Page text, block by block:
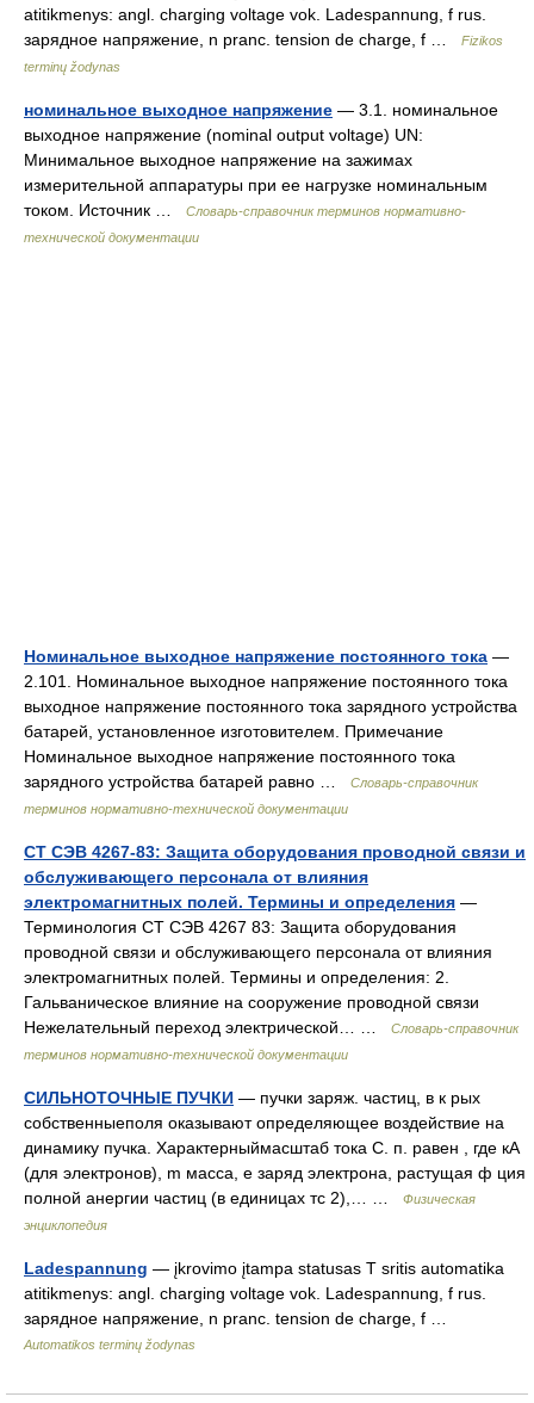
atitikmenys: angl. charging voltage vok. Ladespannung, f rus.
зарядное напряжение, n pranc. tension de charge, f …
Fizikos
terminų žodynas
номинальное выходное напряжение — 3.1. номинальное
выходное напряжение (nominal output voltage) UN:
Минимальное выходное напряжение на зажимах
измерительной аппаратуры при ее нагрузке номинальным
током. Источник …
Словарь-справочник терминов нормативно-
технической документации
Номинальное выходное напряжение постоянного тока —
2.101. Номинальное выходное напряжение постоянного тока
выходное напряжение постоянного тока зарядного устройства
батарей, установленное изготовителем. Примечание
Номинальное выходное напряжение постоянного тока
зарядного устройства батарей равно …
Словарь-справочник
терминов нормативно-технической документации
СТ СЭВ 4267-83: Защита оборудования проводной связи и
обслуживающего персонала от влияния
электромагнитных полей. Термины и определения —
Терминология СТ СЭВ 4267 83: Защита оборудования
проводной связи и обслуживающего персонала от влияния
электромагнитных полей. Термины и определения: 2.
Гальваническое влияние на сооружение проводной связи
Нежелательный переход электрической… …
Словарь-справочник
терминов нормативно-технической документации
СИЛЬНОТОЧНЫЕ ПУЧКИ — пучки заряж. частиц, в к рых
собственныеполя оказывают определяющее воздействие на
динамику пучка. Характерныймасштаб тока С. п. равен , где кА
(для электронов), m масса, е заряд электрона, растущая ф ция
полной анергии частиц (в единицах тс 2),… …
Физическая
энциклопедия
Ladespannung — įkrovimo įtampa statusas T sritis automatika
atitikmenys: angl. charging voltage vok. Ladespannung, f rus.
зарядное напряжение, n pranc. tension de charge, f …
Automatikos terminų žodynas